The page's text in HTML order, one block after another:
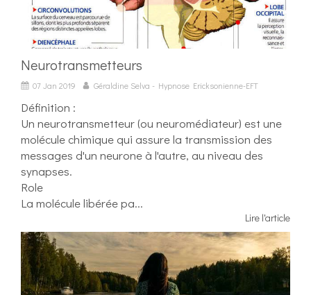
Neurotransmetteurs
07 Jan 2019 Géraldine Selva - Hypnose Ericksonienne-EFT
Définition :
Un neurotransmetteur (ou neuromédiateur) est une
molécule chimique qui assure la transmission des
messages d'un neurone à l'autre, au niveau des
synapses.
Role
La molécule libérée pa...
Lire l'article